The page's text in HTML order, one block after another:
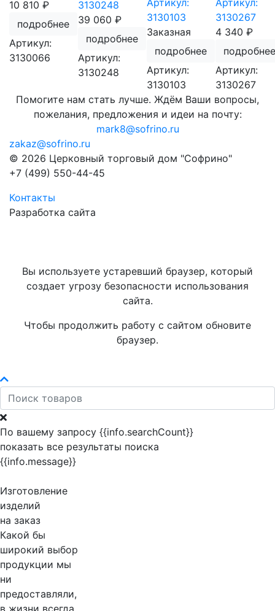
10 810 ₽
подробнее
Артикул:
3130066
3130248
39 060 ₽
подробнее
Артикул:
3130248
Артикул:
3130103
Заказная
подробнее
Артикул:
3130103
Артикул:
3130267
4 340 ₽
подробнее
Артикул:
3130267
Помогите нам стать лучше. Ждём Ваши вопросы,
пожелания, предложения и идеи на почту:
mark8@sofrino.ru
zakaz@sofrino.ru
© 2026 Церковный торговый дом "Софрино"
+7 (499) 550-44-45
Контакты
Разработка сайта
Вы используете устаревший браузер, который
создает угрозу безопасности использования
сайта.
Чтобы продолжить работу с сайтом обновите
браузер.
По вашему запросу {{info.searchCount}}
показать все результаты поиска
{{info.message}}
Изготовление
изделий
на заказ
Какой бы
широкий выбор
продукции мы
ни
предоставляли,